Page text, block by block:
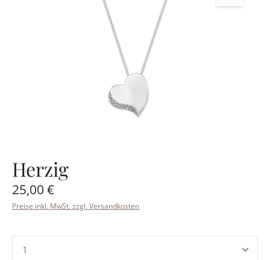
Herzig
Regulärer Preis:
25,00 €
Preise inkl. MwSt. zzgl. Versandkosten
Produkt Anzahl: Gib den gewünschten Wert ein